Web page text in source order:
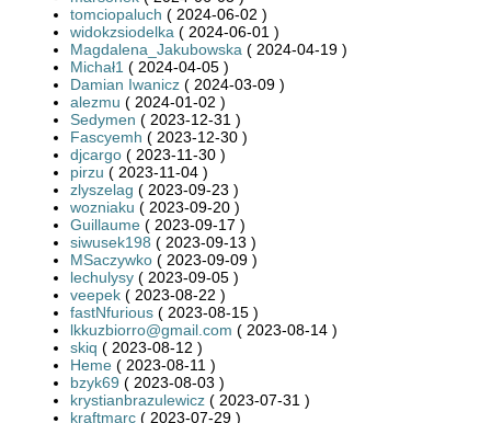
tomciopaluch ( 2024-06-02 )
widokzsiodelka ( 2024-06-01 )
Magdalena_Jakubowska ( 2024-04-19 )
Michał1 ( 2024-04-05 )
Damian Iwanicz ( 2024-03-09 )
alezmu ( 2024-01-02 )
Sedymen ( 2023-12-31 )
Fascyemh ( 2023-12-30 )
djcargo ( 2023-11-30 )
pirzu ( 2023-11-04 )
zlyszelag ( 2023-09-23 )
wozniaku ( 2023-09-20 )
Guillaume ( 2023-09-17 )
siwusek198 ( 2023-09-13 )
MSaczywko ( 2023-09-09 )
lechulysy ( 2023-09-05 )
veepek ( 2023-08-22 )
fastNfurious ( 2023-08-15 )
lkkuzbiorro@gmail.com ( 2023-08-14 )
skiq ( 2023-08-12 )
Heme ( 2023-08-11 )
bzyk69 ( 2023-08-03 )
krystianbrazulewicz ( 2023-07-31 )
kraftmarc ( 2023-07-29 )